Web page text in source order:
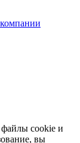
cookie и
вы